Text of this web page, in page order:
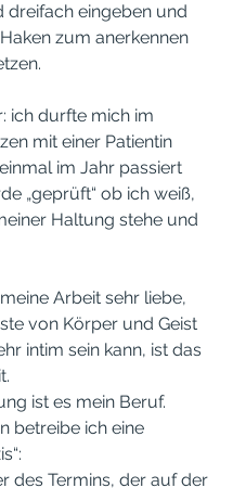
dreifach eingeben und
zum anerkennen
ich durfte mich im
mit einer Patientin
im Jahr passiert
„geprüft“ ob ich weiß,
Haltung stehe und
Arbeit sehr liebe,
von Körper und Geist
intim sein kann, ist das
ist es mein Beruf.
betreibe ich eine
des Termins, der auf der